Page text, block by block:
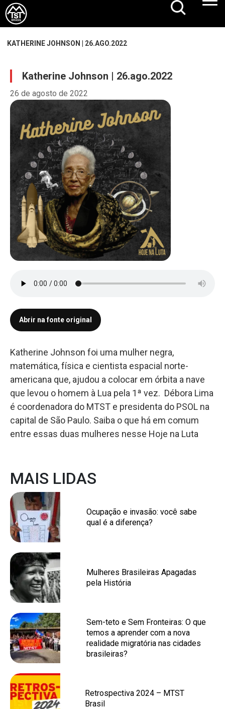
KATHERINE JOHNSON | 26.AGO.2022
Katherine Johnson | 26.ago.2022
26 de agosto de 2022
Abrir na fonte original
Katherine Johnson foi uma mulher negra,
matemática, física e cientista espacial norte-
americana que, ajudou a colocar em órbita a nave
que levou o homem à Lua pela 1ª vez. Débora Lima
é coordenadora do MTST e presidenta do PSOL na
capital de São Paulo. Saiba o que há em comum
entre essas duas mulheres nesse Hoje na Luta
MAIS LIDAS
Ocupação e invasão: você sabe
qual é a diferença?
Mulheres Brasileiras Apagadas
pela História
Sem-teto e Sem Fronteiras: O que
temos a aprender com a nova
realidade migratória nas cidades
brasileiras?
Retrospectiva 2024 – MTST
Brasil